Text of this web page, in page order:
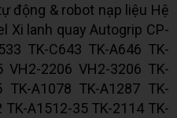
động & robot nạp liệu Hệ
Xi lanh quay Autogrip CP-
TK-C643 TK-A646 TK-
VH2-2206 VH2-3206 TK-
TK-A1078 TK-A1287 TK-
A1512-35 TK-2114 TK-